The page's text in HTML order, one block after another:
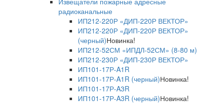
радиоканальные
ИП212-220Р «ДИП-220Р ВЕКТОР»
ИП212-220Р «ДИП-220Р ВЕКТОР»
(черный)Новинка!
ИП212-52СМ «ИПДЛ-52СМ» (8-80 м)
ИП212-230Р «ДИП-230Р ВЕКТОР»
ИП101-17Р-A1R
ИП101-17Р-A1R (черный)Новинка!
ИП101-17Р-A3R
ИП101-17Р-A3R (черный)Новинка!